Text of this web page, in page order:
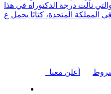
نالت درجة الدكتوراه في هذا
المتحدة، كتابًا يحمل ع
أعلن معنا